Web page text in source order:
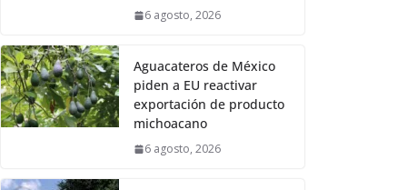
6 agosto, 2026
Aguacateros de México
piden a EU reactivar
exportación de producto
michoacano
6 agosto, 2026